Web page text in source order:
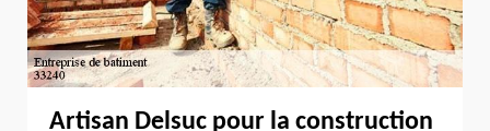
Artisan Delsuc pour la construction